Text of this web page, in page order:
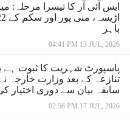
ایس آئی آر کا تیسرا مرحلہ:
باہر
04:41 PM 13 JUL, 2026
پاسپورٹ شہریت کا ثبوت ہے
تنازعہ کے بعد وزارت خارجہ نے
سابقہ بیان سے دوری اختیار
02:58 PM 17 JUL, 2026